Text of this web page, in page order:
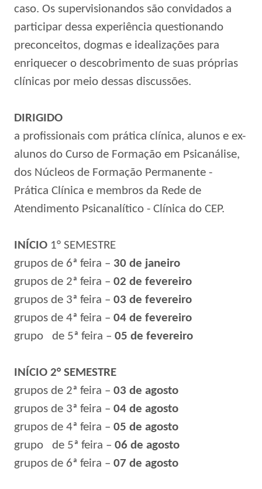
caso. Os supervisionandos são convidados a
participar dessa experiência questionando
preconceitos, dogmas e idealizações para
enriquecer o descobrimento de suas próprias
clínicas por meio dessas discussões.
DIRIGIDO
a profissionais com prática clínica, alunos e ex-
alunos do Curso de Formação em Psicanálise,
dos Núcleos de Formação Permanente -
Prática Clínica e membros da Rede de
Atendimento Psicanalítico - Clínica do CEP.
INÍCIO 1° SEMESTRE
grupos de 6ª feira – 30 de janeiro
grupos de 2ª feira – 02 de fevereiro
grupos de 3ª feira – 03 de fevereiro
grupos de 4ª feira – 04 de fevereiro
grupo
de 5ª feira – 05 de fevereiro
INÍCIO 2° SEMESTRE
grupos de 2ª feira – 03 de agosto
grupos de 3ª feira – 04 de agosto
grupos de 4ª feira – 05 de agosto
grupo
de 5ª feira – 06 de agosto
grupos de 6ª feira – 07 de agosto